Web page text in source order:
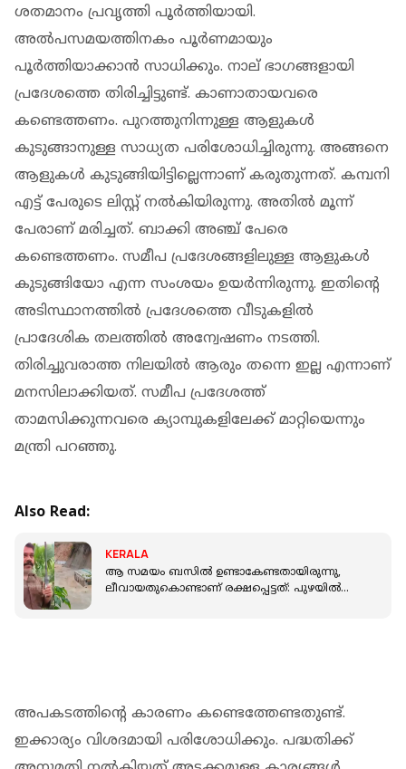
ശതമാനം പ്രവൃത്തി പൂര്‍ത്തിയായി.
അല്‍പസമയത്തിനകം പൂര്‍ണമായും
പൂര്‍ത്തിയാക്കാന്‍ സാധിക്കും. നാല് ഭാഗങ്ങളായി
പ്രദേശത്തെ തിരിച്ചിട്ടുണ്ട്. കാണാതായവരെ
കണ്ടെത്തണം. പുറത്തുനിന്നുള്ള ആളുകള്‍
കുടുങ്ങാനുള്ള സാധ്യത പരിശോധിച്ചിരുന്നു. അങ്ങനെ
ആളുകള്‍ കുടുങ്ങിയിട്ടില്ലെന്നാണ് കരുതുന്നത്. കമ്പനി
എട്ട് പേരുടെ ലിസ്റ്റ് നൽകിയിരുന്നു. അതില്‍ മൂന്ന്
പേരാണ് മരിച്ചത്. ബാക്കി അഞ്ച് പേരെ
കണ്ടെത്തണം. സമീപ പ്രദേശങ്ങളിലുള്ള ആളുകള്‍
കുടുങ്ങിയോ എന്ന സംശയം ഉയര്‍ന്നിരുന്നു. ഇതിന്റെ
അടിസ്ഥാനത്തില്‍ പ്രദേശത്തെ വീടുകളില്‍
പ്രാദേശിക തലത്തില്‍ അന്വേഷണം നടത്തി.
തിരിച്ചുവരാത്ത നിലയില്‍ ആരും തന്നെ ഇല്ല എന്നാണ്
മനസിലാക്കിയത്. സമീപ പ്രദേശത്ത്
താമസിക്കുന്നവരെ ക്യാമ്പുകളിലേക്ക് മാറ്റിയെന്നും
മന്ത്രി പറഞ്ഞു.
Also Read:
KERALA
ആ സമയം ബസില്‍ ഉണ്ടാകേണ്ടതായിരുന്നു,
ലീവായതുകൊണ്ടാണ് രക്ഷപ്പെട്ടത്‌: പുഴയില്‍
അപകടത്തിന്റെ കാരണം കണ്ടെത്തേണ്ടതുണ്ട്.
ഇക്കാര്യം വിശദമായി പരിശോധിക്കും. പദ്ധതിക്ക്